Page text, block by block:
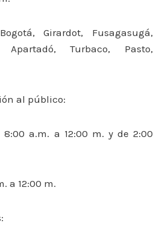
Girardot, Fusagasugá,
Turbaco, Pasto,
al público:
a.m. a 12:00 m. y de 2:00
a 12:00 m.